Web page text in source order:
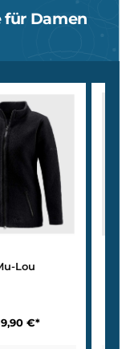
Schnitt und eignet
zwei Jacken Mu-Jet
Ganzjahresjacke
ist